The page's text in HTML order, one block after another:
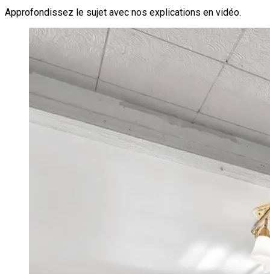
Approfondissez le sujet avec nos explications en vidéo.